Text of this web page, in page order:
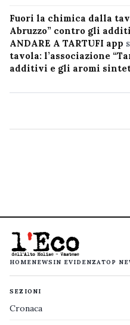
Fuori la chimica dalla
Abruzzo” contro gli
ANDARE A TARTUFI app
tavola: l’associazione
additivi e gli aromi
HOMENEWS IN EVIDENZATOP
SEZIONI
Cronaca